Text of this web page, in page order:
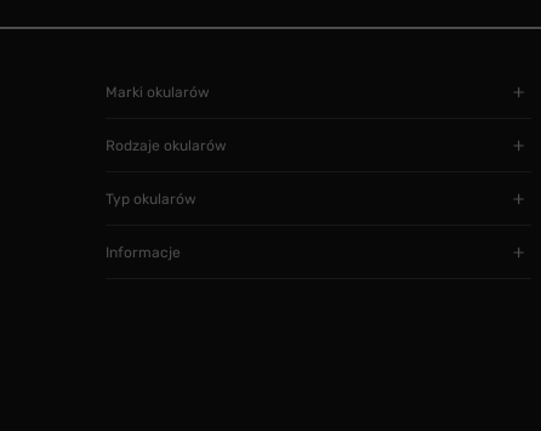
Marki okularów
Rodzaje okularów
Typ okularów
Informacje